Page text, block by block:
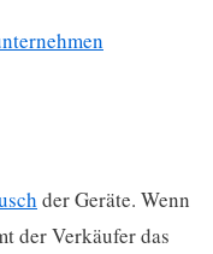
der Geräte. Wenn
der Verkäufer das